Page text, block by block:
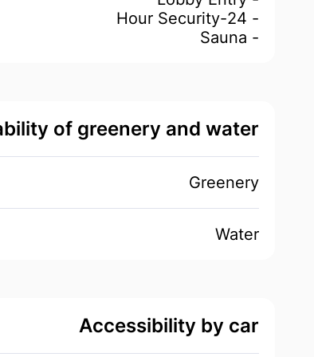
- 24-Hour Security
- Sauna
of greenery and water
Greenery
Water
Accessibility by car